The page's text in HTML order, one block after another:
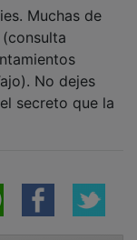
Muchas de
No dejes
secreto que la